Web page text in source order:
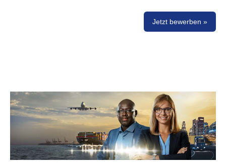
Jetzt bewerben »